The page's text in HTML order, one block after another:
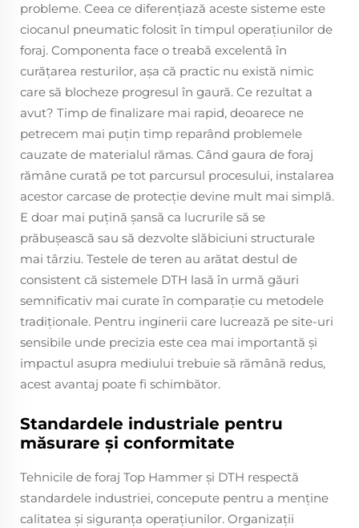
probleme. Ceea ce diferenţiază aceste sisteme este
ciocanul pneumatic folosit în timpul operaţiunilor de
foraj. Componenta face o treabă excelentă în
curăţarea resturilor, aşa că practic nu există nimic
care să blocheze progresul în gaură. Ce rezultat a
avut? Timp de finalizare mai rapid, deoarece ne
petrecem mai puţin timp reparând problemele
cauzate de materialul rămas. Când gaura de foraj
rămâne curată pe tot parcursul procesului, instalarea
acestor carcase de protecţie devine mult mai simplă.
E doar mai puţină şansă ca lucrurile să se
prăbuşească sau să dezvolte slăbiciuni structurale
mai târziu. Testele de teren au arătat destul de
consistent că sistemele DTH lasă în urmă găuri
semnificativ mai curate în comparație cu metodele
tradiționale. Pentru inginerii care lucrează pe site-uri
sensibile unde precizia este cea mai importantă și
impactul asupra mediului trebuie să rămână redus,
acest avantaj poate fi schimbător.
Standardele industriale pentru
măsurare și conformitate
Tehnicile de foraj Top Hammer și DTH respectă
standardele industriei, concepute pentru a menține
calitatea și siguranța operațiunilor. Organizații